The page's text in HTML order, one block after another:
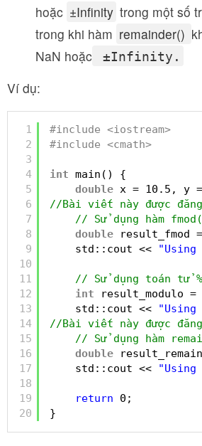
hoặc ±Infinity trong một số
trong khi hàm remainder()
NaN hoặc
±Infinity.
Ví dụ:
1
2
3
4
5
6
7
8
9
10
11
12
13
14
15
16
17
18
19
20
#include <iostream>
#include <cmath>
int main() {
double x = 10.5, y
//Bài viết này được
// Sử dụng hàm
double
result_fmod
std::cout <<
// Sử dụng toán tử %
int
result_modulo =
std::cout <<
//Bài viết này được
// Sử dụng hàm
double
std::cout <<
return
0;
}